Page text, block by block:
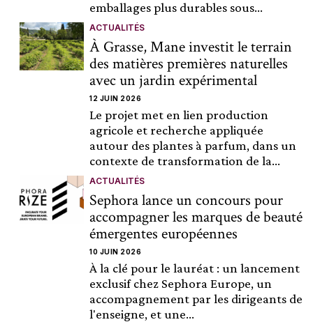
emballages plus durables sous...
ACTUALITÉS
À Grasse, Mane investit le terrain
des matières premières naturelles
avec un jardin expérimental
12 JUIN 2026
Le projet met en lien production
agricole et recherche appliquée
autour des plantes à parfum, dans un
contexte de transformation de la...
ACTUALITÉS
Sephora lance un concours pour
accompagner les marques de beauté
émergentes européennes
10 JUIN 2026
À la clé pour le lauréat : un lancement
exclusif chez Sephora Europe, un
accompagnement par les dirigeants de
l'enseigne, et une...